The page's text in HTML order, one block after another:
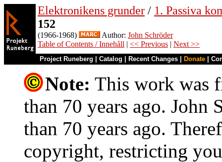
Elektronikens grunder / 1. Passiva
152
(1966-1968) Author: John Schröder
Table of Contents / Innehåll | << Previous | Next >>
Project Runeberg Catalog Recent Changes Donate
Note: This work was
than 70 years ago. John
than 70 years ago.
copyright, restricting